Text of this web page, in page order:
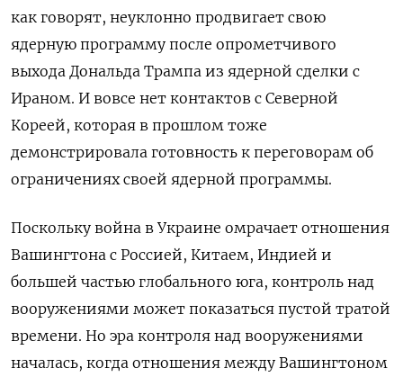
как говорят, неуклонно продвигает свою
ядерную программу после опрометчивого
выхода Дональда Трампа из ядерной сделки с
Ираном. И вовсе нет контактов с Северной
Кореей, которая в прошлом тоже
демонстрировала готовность к переговорам об
ограничениях своей ядерной программы.
Поскольку война в Украине омрачает отношения
Вашингтона с Россией, Китаем, Индией и
большей частью глобального юга, контроль над
вооружениями может показаться пустой тратой
времени. Но эра контроля над вооружениями
началась, когда отношения между Вашингтоном